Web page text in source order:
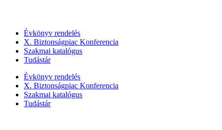
Évkönyv rendelés
X. Biztonságpiac Konferencia
Szakmai katalógus
Tudástár
Évkönyv rendelés
X. Biztonságpiac Konferencia
Szakmai katalógus
Tudástár